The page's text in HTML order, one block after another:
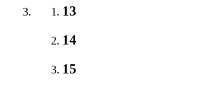
13
14
15